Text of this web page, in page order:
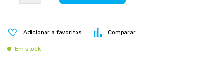
Adicionar a favoritos Comparar
Em stock